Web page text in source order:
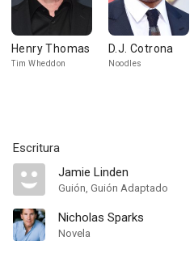
Henry Thomas
Tim Wheddon
D.J. Cotrona
Noodles
Escritura
Jamie Linden
Guión, Guión Adaptado
Nicholas Sparks
Novela